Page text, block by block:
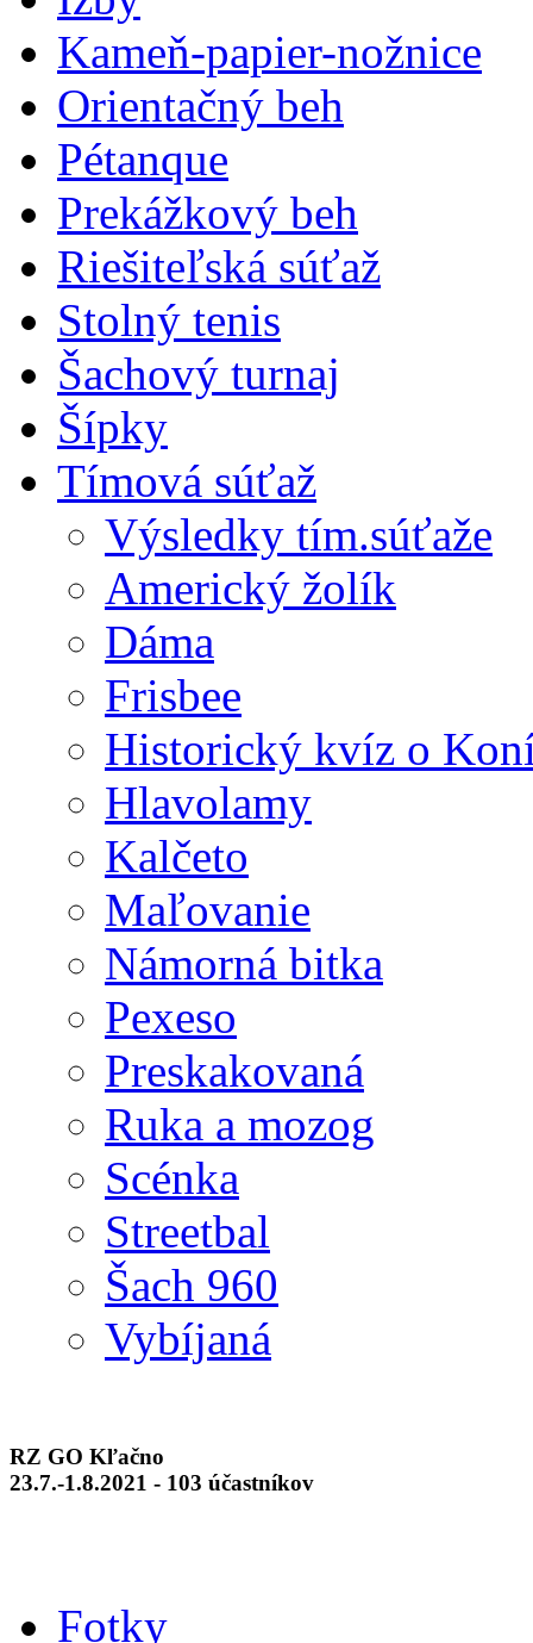
Kameň-papier-nožnice
Orientačný beh
Pétanque
Prekážkový beh
Riešiteľská súťaž
Stolný tenis
Šachový turnaj
Šípky
Tímová súťaž
Výsledky tím.súťaže
Americký žolík
Dáma
Frisbee
Historický kvíz o
Hlavolamy
Kalčeto
Maľovanie
Námorná bitka
Pexeso
Preskakovaná
Ruka a mozog
Scénka
Streetbal
Šach 960
Vybíjaná
RZ GO Kľačno
23.7.-1.8.2021 - 103 účastníkov
Fotky